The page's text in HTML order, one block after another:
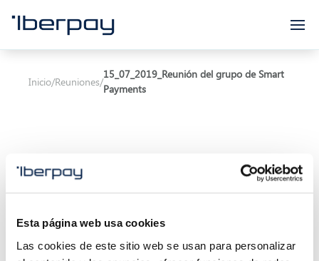
Esta página web usa cookies
Las cookies de este sitio web se usan para personalizar
Iberpay
Inicio/Reuniones/
15_07_2019_Reunión del grupo de Smart
Payments
Inicio de la reunión:15/07/2019 12:00